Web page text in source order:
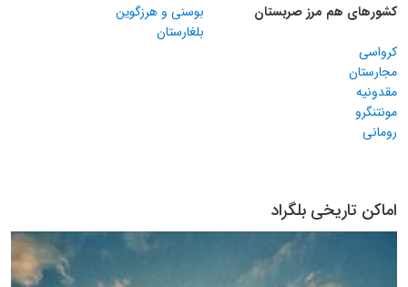
کشورهای هم مرز صربستان
بوسنی و هرزگوین
بلغارستان
کرواسی
مجارستان
مقدونیه
مونتنگرو
رومانی
اماکن تاریخی بلگراد